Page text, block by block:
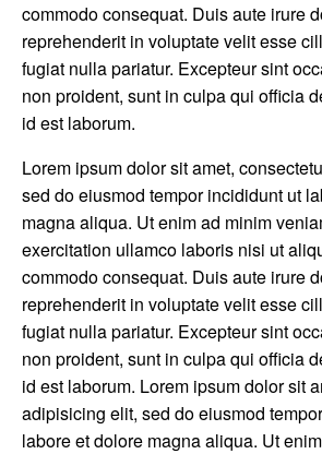
commodo consequat. Duis aute irure
reprehenderit in voluptate velit esse
fugiat nulla pariatur. Excepteur sint
non proident, sunt in culpa qui officia
id est laborum.
Lorem ipsum dolor sit amet,
sed do eiusmod tempor incididunt ut
magna aliqua. Ut enim ad minim
exercitation ullamco laboris nisi ut
commodo consequat. Duis aute irure
reprehenderit in voluptate velit esse
fugiat nulla pariatur. Excepteur sint
non proident, sunt in culpa qui officia
id est laborum. Lorem ipsum dolor sit
adipisicing elit, sed do eiusmod
labore et dolore magna aliqua. Ut